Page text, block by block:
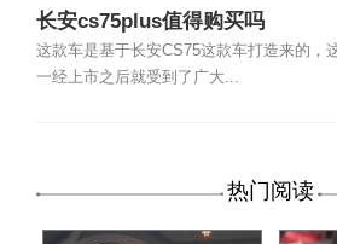
长安cs75plus值得购买吗
这款车是基于长安CS75这款车打造来的，
一经上市之后就受到了广大...
热门阅读